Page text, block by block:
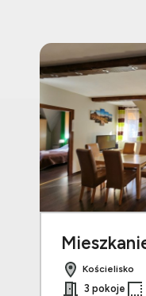
Dodaj do ulubionych
Kościelisko
3 pokoje